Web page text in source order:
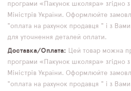
програми «Пакунок школяра» згідно
Міністрів України. Оформлюйте
"оплата на рахунок продавця " і з
для уточнення деталей оплати.
Доставка/Оплата
Цей товар можна
програми «Пакунок школяра» згідно
Міністрів України. Оформлюйте
"оплата на рахунок продавця " і з